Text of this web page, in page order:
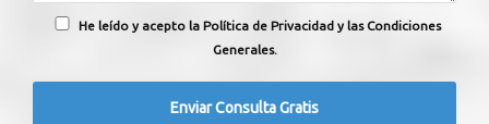
He leído y acepto la Política de Privacidad y las Condiciones
Generales.